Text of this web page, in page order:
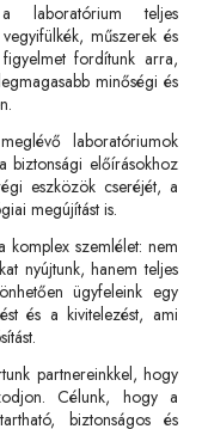
laboratórium teljes
műszerek és
fordítunk arra,
minőségi és
laboratóriumok
biztonsági előírásokhoz
eszközök cseréjét, a
megújítást is.
szemlélet: nem
nyújtunk, hanem teljes
ügyfeleink egy
és a kivitelezést, ami
partnereinkkel, hogy
Célunk, hogy a
biztonságos és